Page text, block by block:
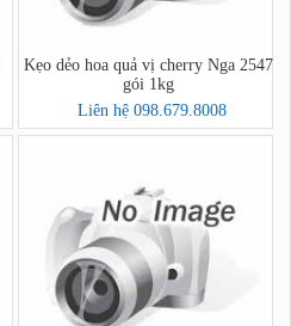
Kẹo dẻo hoa quả vị cherry Nga 2547
gói 1kg
Liên hệ 098.679.8008